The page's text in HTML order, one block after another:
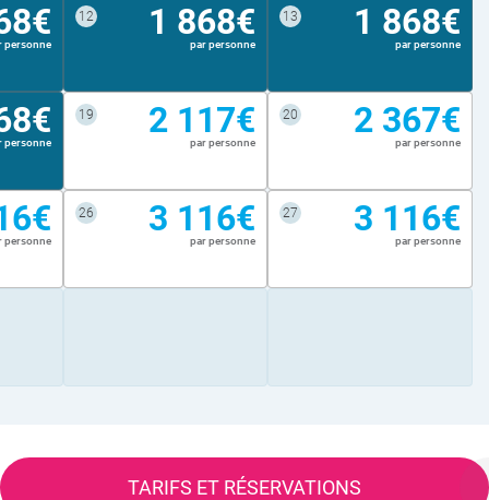
personne
12 1 868€
par personne
13 1 868€
par personne
personne
19 2 117€
par personne
20 2 367€
par personne
personne
26 3 116€
par personne
27 3 116€
par personne
TARIFS ET RÉSERVATIONS